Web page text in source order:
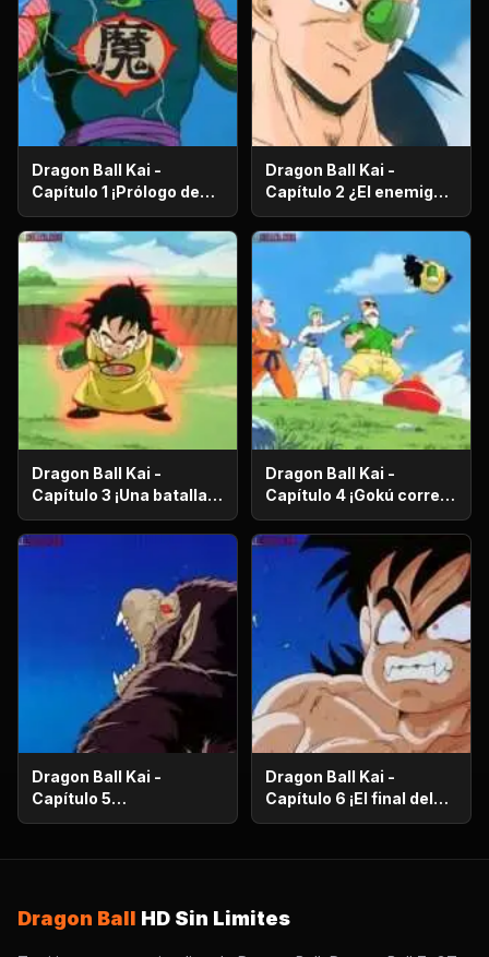
Dragon Ball Kai -
Capítulo 1 ¡Prólogo de
batalla! ¡El regreso de
Gokú!
Dragon Ball Kai -
Capítulo 2 ¿El enemigo
es el hermano mayor de
Gokú? ¡El secreto de los
poderosos guerreros
Dragon Ball Kai -
Capítulo 3 ¡Una batalla
de vida o muerte! ¡El
ataque desesperado de
Dragon Ball Kai -
Capítulo 4 ¡Gokú corre
en el más allá! ¡El
camino de la serpiente
de un millón de
kilómetros!
Dragon Ball Kai -
Capítulo 5
¡Supervivencia en el
luna llena despierta a
Dragon Ball Kai -
Capítulo 6 ¡El final del
camino de la serpiente!
Kaio-Sama!
Dragon Ball HD Sin Limites